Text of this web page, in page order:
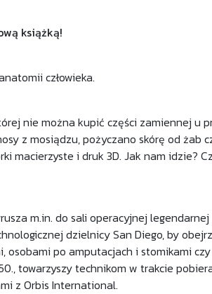
książką!
człowieka.
nie można kupić części zamiennej u
z mosiądzu, pożyczano skórę od żab
macierzyste i druk 3D. Jak nam idzie?
m.in. do sali operacyjnej
dzielnicy San Diego, by
osobami po amputacjach i stomikami
towarzyszy technikom w trakcie
z Orbis International.